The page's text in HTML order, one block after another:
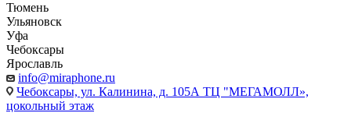
Тюмень
Ульяновск
Уфа
Чебоксары
Ярославль
info@miraphone.ru
Чебоксары, ул. Калинина, д. 105А ТЦ "МЕГАМОЛЛ»,
цокольный этаж